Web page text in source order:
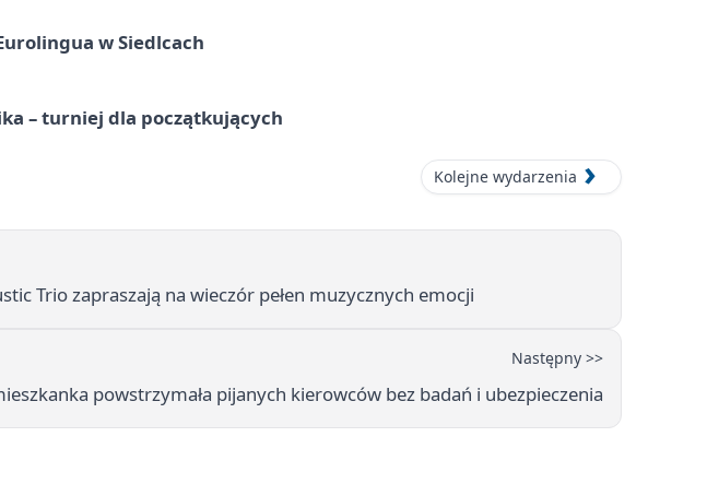
w Siedlcach
– turniej dla początkujących
Kolejne wydarzenia
Trio zapraszają na wieczór pełen muzycznych emocji
Następny >>
powstrzymała pijanych kierowców bez badań i ubezpieczenia